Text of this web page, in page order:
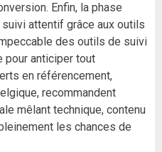
Enfin, la phase
attentif grâce aux outils
des outils de suivi
pour anticiper tout
en référencement,
recommandent
mêlant technique, contenu
les chances de